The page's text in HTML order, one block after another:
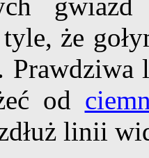
gwiazd
że
od
linii